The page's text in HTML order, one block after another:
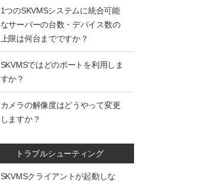
1つのSKVMSシステムに統合可能
なサーバーの台数・デバイス数の
上限は何台までですか？
SKVMSではどのポートを利用しま
すか？
カメラの解像度はどうやって変更
しますか？
トラブルシューティング
SKVMSクライアントが起動しな